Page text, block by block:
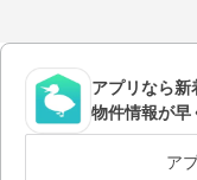
アプリなら新
物件情報が早
ア